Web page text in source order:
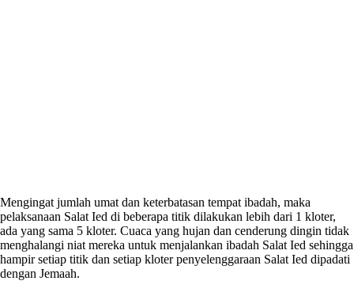
Mengingat jumlah umat dan keterbatasan tempat ibadah, maka
pelaksanaan Salat Ied di beberapa titik dilakukan lebih dari 1 kloter,
ada yang sama 5 kloter. Cuaca yang hujan dan cenderung dingin tidak
menghalangi niat mereka untuk menjalankan ibadah Salat Ied sehingga
hampir setiap titik dan setiap kloter penyelenggaraan Salat Ied dipadati
dengan Jemaah.